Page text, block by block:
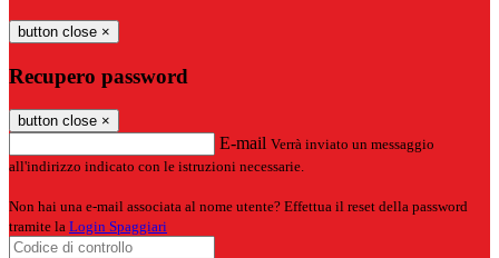
button close ×
Recupero password
button close ×
E-mail Verrà inviato un messaggio
all'indirizzo indicato con le istruzioni necessarie.
Non hai una e-mail associata al nome utente? Effettua il reset della password
tramite la Login Spaggiari